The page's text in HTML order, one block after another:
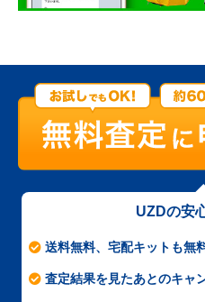
UZDの安
送料無料、宅配キットも無
査定結果を見たあとのキャ